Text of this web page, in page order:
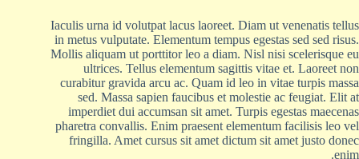
Iaculis urna id volutpat lacus laoreet. Diam ut venenatis tellus
in metus vulputate. Elementum tempus egestas sed sed risus.
Mollis aliquam ut porttitor leo a diam. Nisl nisi scelerisque eu
ultrices. Tellus elementum sagittis vitae et. Laoreet non
curabitur gravida arcu ac. Quam id leo in vitae turpis massa
sed. Massa sapien faucibus et molestie ac feugiat. Elit at
imperdiet dui accumsan sit amet. Turpis egestas maecenas
pharetra convallis. Enim praesent elementum facilisis leo vel
fringilla. Amet cursus sit amet dictum sit amet justo donec
enim.